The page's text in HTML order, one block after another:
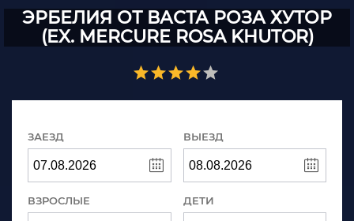
ЭРБЕЛИЯ ОТ ВАСТА РОЗА ХУТОР
(EX. MERCURE ROSA KHUTOR)
ЗАЕЗД ВЫЕЗД
ВЗРОСЛЫЕ ДЕТИ